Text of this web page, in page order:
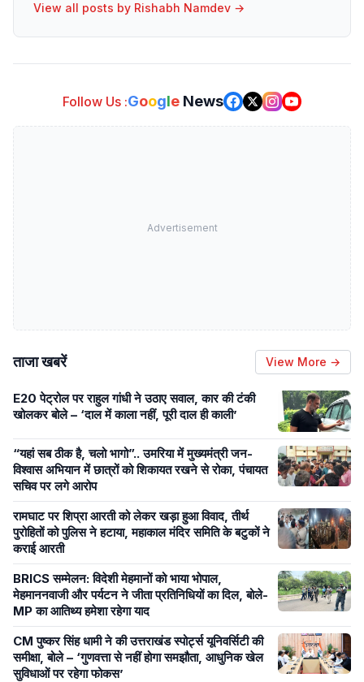
View all posts by Rishabh Namdev →
Follow Us :Google News
Advertisement
ताजा खबरें View More →
E20 पेट्रोल पर राहुल गांधी ने उठाए सवाल, कार की टंकी
खोलकर बोले – ‘दाल में काला नहीं, पूरी दाल ही काली’
“यहां सब ठीक है, चलो भागो”.. उमरिया में मुख्यमंत्री जन-
विश्वास अभियान में छात्रों को शिकायत रखने से रोका, पंचायत
सचिव पर लगे आरोप
रामघाट पर शिप्रा आरती को लेकर खड़ा हुआ विवाद, तीर्थ
पुरोहितों को पुलिस ने हटाया, महाकाल मंदिर समिति के बटुकों ने
कराई आरती
BRICS सम्मेलन: विदेशी मेहमानों को भाया भोपाल,
मेहमाननवाजी और पर्यटन ने जीता प्रतिनिधियों का दिल, बोले-
MP का आतिथ्य हमेशा रहेगा याद
CM पुष्कर सिंह धामी ने की उत्तराखंड स्पोर्ट्स यूनिवर्सिटी की
समीक्षा, बोले – ‘गुणवत्ता से नहीं होगा समझौता, आधुनिक खेल
सुविधाओं पर रहेगा फोकस’